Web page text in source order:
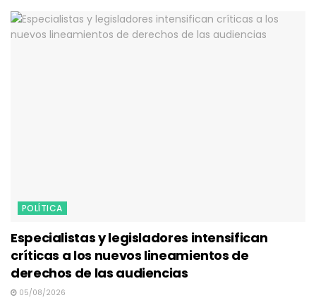
POLÍTICA
Especialistas y legisladores intensifican
críticas a los nuevos lineamientos de
derechos de las audiencias
05/08/2026